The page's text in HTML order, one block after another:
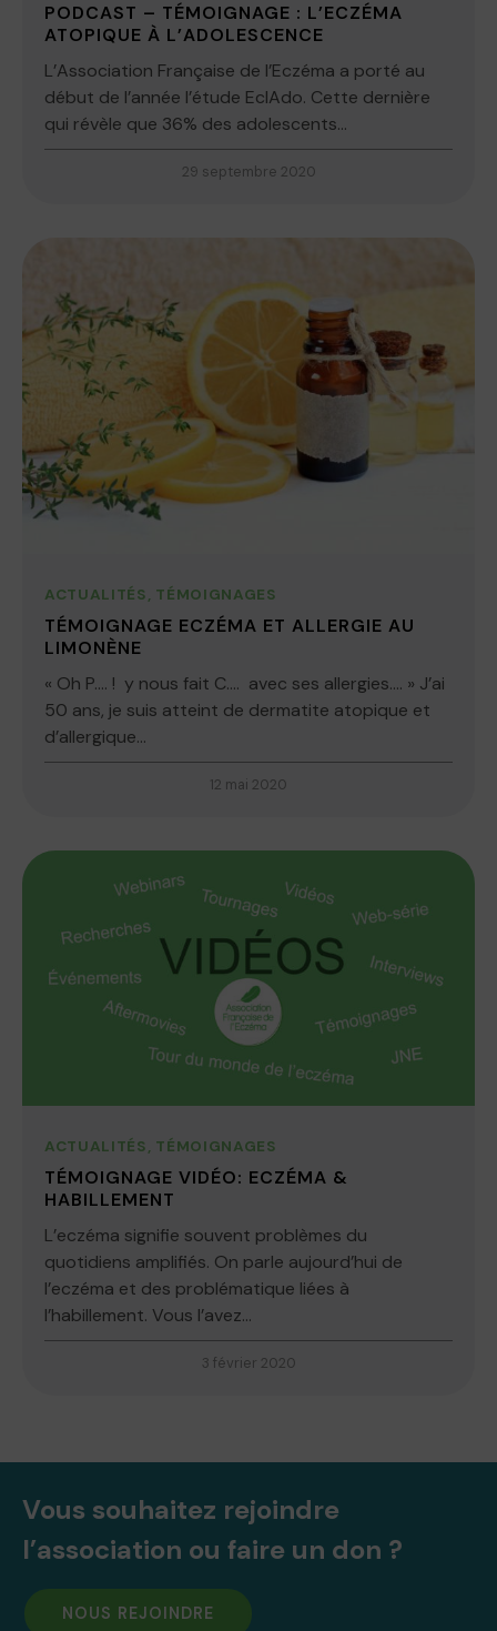
PODCAST – TÉMOIGNAGE : L’ECZÉMA
ATOPIQUE À L’ADOLESCENCE
L’Association Française de l’Eczéma a porté au
début de l’année l’étude EclAdo. Cette dernière
qui révèle que 36% des adolescents...
29 septembre 2020
ACTUALITÉS, TÉMOIGNAGES
TÉMOIGNAGE ECZÉMA ET ALLERGIE AU
LIMONÈNE
« Oh P…. ! y nous fait C…. avec ses allergies…. » J’ai
50 ans, je suis atteint de dermatite atopique et
d’allergique...
12 mai 2020
ACTUALITÉS, TÉMOIGNAGES
TÉMOIGNAGE VIDÉO: ECZÉMA &
HABILLEMENT
L’eczéma signifie souvent problèmes du
quotidiens amplifiés. On parle aujourd’hui de
l’eczéma et des problématique liées à
l’habillement. Vous l’avez...
3 février 2020
Vous souhaitez rejoindre
l’association ou faire un don ?
NOUS REJOINDRE